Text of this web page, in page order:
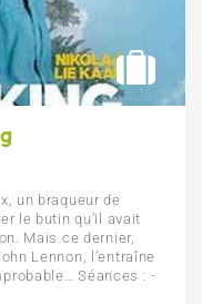
un braqueur de
le butin qu’il avait
Mais ce dernier,
Lennon, l’entraîne
Séances : -